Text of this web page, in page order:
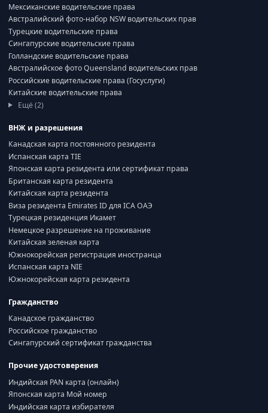
Мексиканские водительские права
Австралийский фото-набор NSW водительских прав
Турецкие водительские права
Сингапурские водительские права
Голландские водительские права
Австралийское фото Queensland водительских прав
Российские водительские права (Госуслуги)
Китайские водительские права
Ещё (2)
ВНЖ и разрешения
Канадская карта постоянного резидента
Испанская карта TIE
Японская карта резидента или сертификат права
Британская карта резидента
Китайская карта резидента
Виза резидента Emirates ID для ICA ОАЭ
Турецкая резиденция Икамет
Немецкое разрешение на проживание
Китайская зеленая карта
Южнокорейская регистрация иностранца
Испанская карта NIE
Южнокорейская карта резидента
Гражданство
Канадское гражданство
Российское гражданство
Сингапурский сертификат гражданства
Прочие удостоверения
Индийская PAN карта (онлайн)
Японская карта Мой номер
Индийская карта избирателя